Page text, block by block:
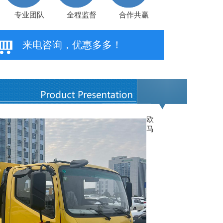
专业团队 全程监督 合作共赢
来电咨询，优惠多多！
欧
马